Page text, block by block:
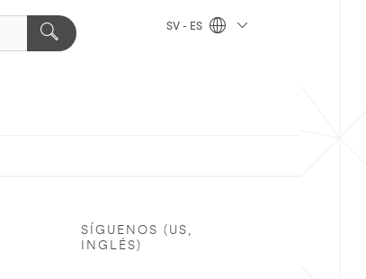
SV - ES
SÍGUENOS (US,
INGLÉS)